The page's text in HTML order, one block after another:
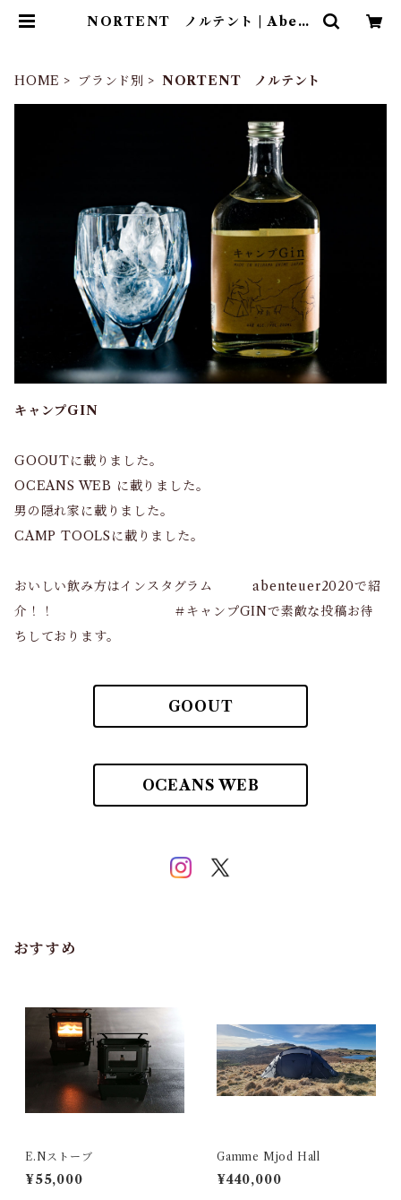
NORTENT ノルテント | Abent
HOME ブランド別 NORTENT ノルテント
キャンプGIN
GOOUTに載りました。
OCEANS WEB に載りました。
男の隠れ家に載りました。
CAMP TOOLSに載りました。
おいしい飲み方はインスタグラム abenteuer2020で紹
介！！ ＃キャンプGINで素敵な投稿お待
ちしております。
GOOUT
OCEANS WEB
おすすめ
E.Nストーブ
¥55,000
Gamme Mjod Hall
¥440,000